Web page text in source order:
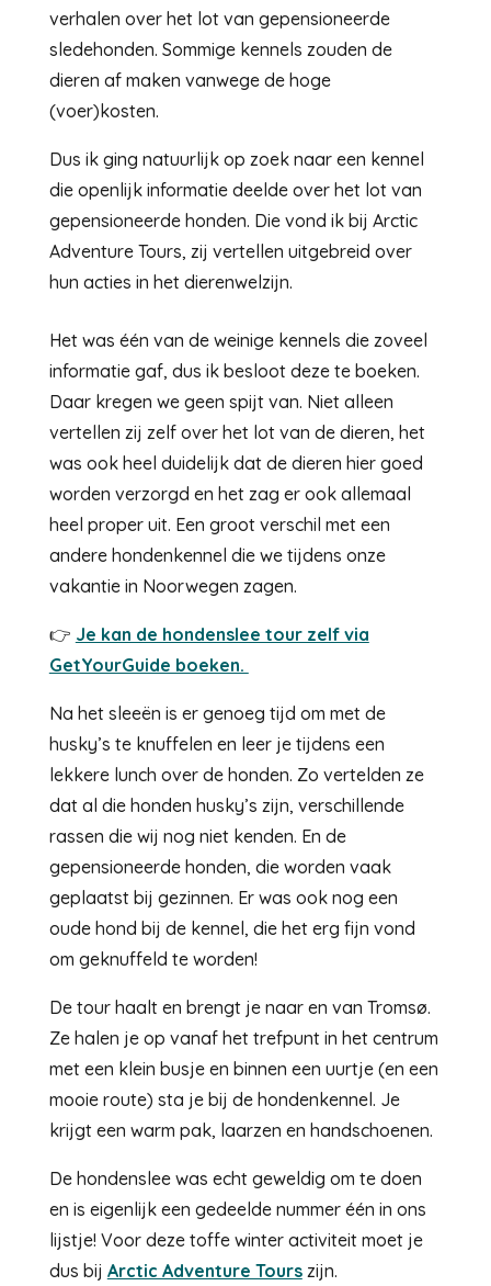
verhalen over het lot van gepensioneerde
sledehonden. Sommige kennels zouden de
dieren af maken vanwege de hoge
(voer)kosten.
Dus ik ging natuurlijk op zoek naar een kennel
die openlijk informatie deelde over het lot van
gepensioneerde honden. Die vond ik bij Arctic
Adventure Tours, zij vertellen uitgebreid over
hun acties in het dierenwelzijn.
Het was één van de weinige kennels die zoveel
informatie gaf, dus ik besloot deze te boeken.
Daar kregen we geen spijt van. Niet alleen
vertellen zij zelf over het lot van de dieren, het
was ook heel duidelijk dat de dieren hier goed
worden verzorgd en het zag er ook allemaal
heel proper uit. Een groot verschil met een
andere hondenkennel die we tijdens onze
vakantie in Noorwegen zagen.
👉 Je kan de hondenslee tour zelf via
GetYourGuide boeken.
Na het sleeën is er genoeg tijd om met de
husky’s te knuffelen en leer je tijdens een
lekkere lunch over de honden. Zo vertelden ze
dat al die honden husky’s zijn, verschillende
rassen die wij nog niet kenden. En de
gepensioneerde honden, die worden vaak
geplaatst bij gezinnen. Er was ook nog een
oude hond bij de kennel, die het erg fijn vond
om geknuffeld te worden!
De tour haalt en brengt je naar en van Tromsø.
Ze halen je op vanaf het trefpunt in het centrum
met een klein busje en binnen een uurtje (en een
mooie route) sta je bij de hondenkennel. Je
krijgt een warm pak, laarzen en handschoenen.
De hondenslee was echt geweldig om te doen
en is eigenlijk een gedeelde nummer één in ons
lijstje! Voor deze toffe winter activiteit moet je
dus bij Arctic Adventure Tourszijn.